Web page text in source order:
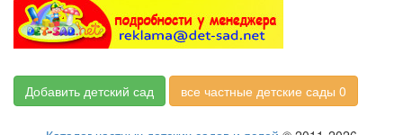
Добавить детский сад все частные детские сады 0